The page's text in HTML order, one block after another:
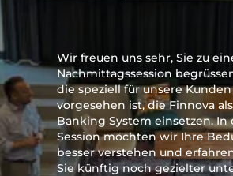
Wir freuen uns sehr, Sie zu
Nachmittagssession
die speziell für unsere Kunden
vorgesehen ist, die Finnova
Banking System einsetzen. In
Session möchten wir Ihre
besser verstehen und
Sie künftig noch gezielter